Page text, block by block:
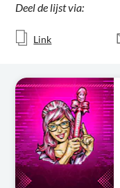
Deel de lijst via:
Link